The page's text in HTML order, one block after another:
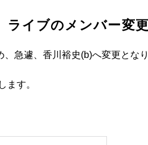
ライブのメンバー変
急遽、香川裕史(b)へ変更となり
ます。